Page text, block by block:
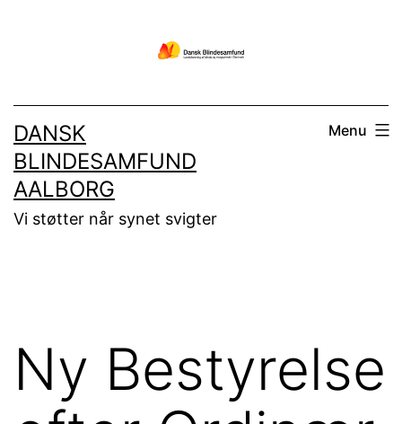
DANSK
BLINDESAMFUND
AALBORG
Vi støtter når synet svigter
Menu
Ny Bestyrelse